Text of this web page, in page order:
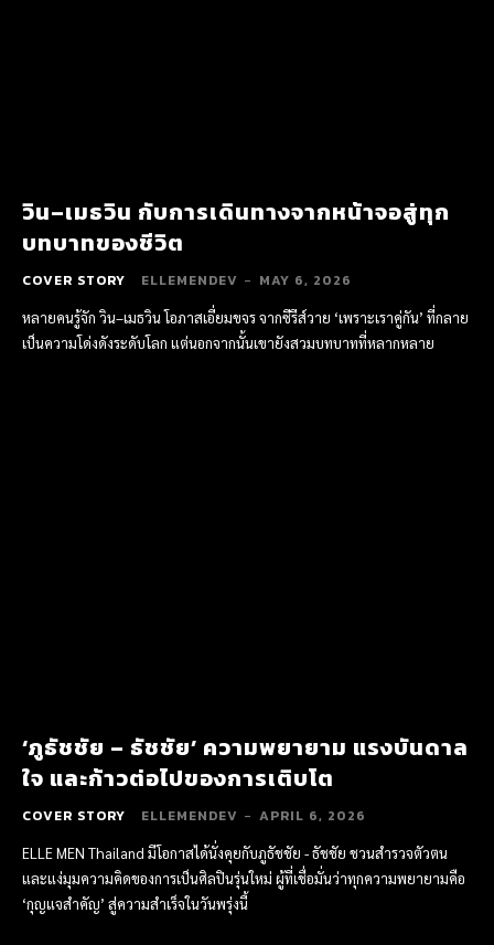
วิน–เมธวิน กับการเดินทางจากหน้าจอสู่ทุก
บทบาทของชีวิต
COVER STORY ELLEMENDEV - MAY 6, 2026
หลายคนรู้จัก วิน–เมธวิน โอภาสเอี่ยมขจร จากซีรีส์วาย ‘เพราะเราคู่กัน’ ที่กลาย
เป็นความโด่งดังระดับโลก แต่นอกจากนั้นเขายังสวมบทบาทที่หลากหลาย
‘ภูธัชชัย – ธัชชัย’ ความพยายาม แรงบันดาล
ใจ และก้าวต่อไปของการเติบโต
COVER STORY ELLEMENDEV - APRIL 6, 2026
ELLE MEN Thailand มีโอกาสได้นั่งคุยกับภูธัชชัย - ธัชชัย ชวนสำรวจตัวตน
และแง่มุมความคิดของการเป็นศิลปินรุ่นใหม่ ผู้ที่เชื่อมั่นว่าทุกความพยายามคือ
‘กุญแจสำคัญ’ สู่ความสำเร็จในวันพรุ่งนี้